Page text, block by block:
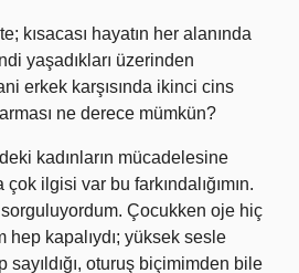
kısacası hayatın her alanında
yaşadıkları üzerinden
erkek karşısında ikinci cins
ne derece mümkün?
kadınların mücadelesine
ilgisi var bu farkındalığımın.
Çocukken oje hiç
hep kapalıydı; yüksek sesle
sayıldığı, oturuş biçimimden bile